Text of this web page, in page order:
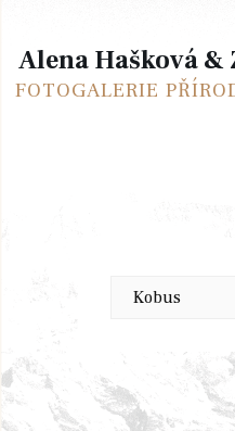
Alena Hašková &
FOTOGALERIE